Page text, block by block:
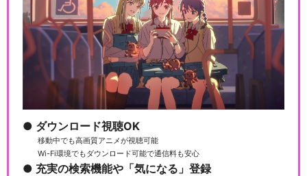
ダウンロード視聴OK
移動中でも高画質アニメが視聴可能
Wi-Fi環境でもダウンロード可能で通信料も安心
充実の検索機能や「気になる」登録